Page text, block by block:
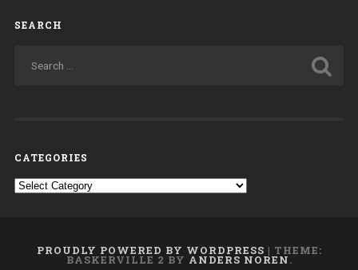
SEARCH
CATEGORIES
Categories
PROUDLY POWERED BY WORDPRESS | THEME:
BASKERVILLE 2 BY ANDERS NOREN.